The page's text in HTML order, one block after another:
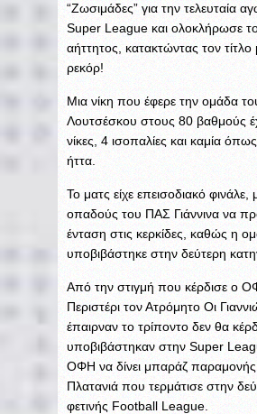
“Ζωσιμάδες” για την τελευταία
Super League και ολοκλήρωσε
αήττητος, κατακτώντας τον τίτλο
ρεκόρ!
Μια νίκη που έφερε την ομάδα
Λουτσέσκου στους 80 βαθμούς
νίκες, 4 ισοπαλίες και καμία
ήττα.
Το ματς είχε επεισοδιακό φινάλε,
οπαδούς του ΠΑΣ Γιάννινα να
ένταση στις κερκίδες, καθώς η
υποβιβάστηκε στην δεύτερη
Από την στιγμή που κέρδισε ο
Περιστέρι τον Ατρόμητο Οι
έπαιρναν το τρίποντο δεν θα
υποβιβάστηκαν στην Super
ΟΦΗ να δίνει μπαράζ παραμονής
Πλατανιά που τερμάτισε στην
φετινής Football League.